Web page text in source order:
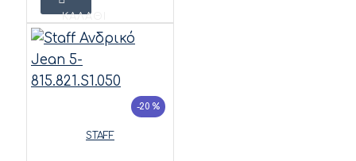
ΚΑΛΆΘΙ
-20 %
STAFF